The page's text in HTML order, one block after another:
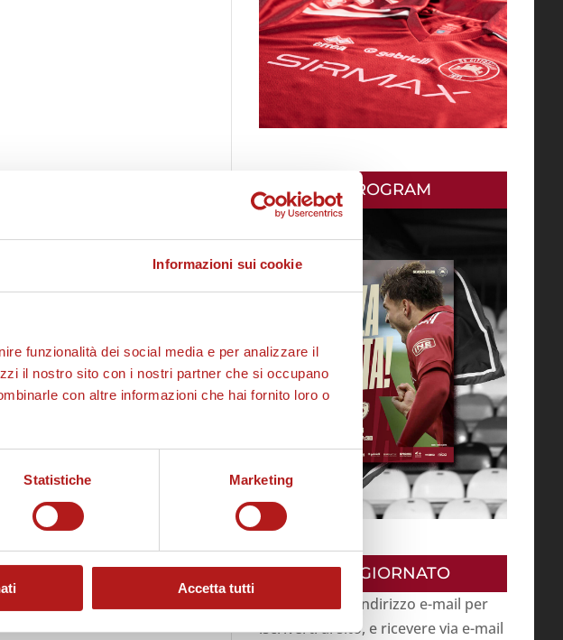
Informazioni sui cookie
funzionalità dei social media e per analizzare il
il nostro sito con i nostri partner che si occupano
con altre informazioni che hai fornito loro o
Statistiche Marketing
Accetta tutti
MATCH PROGRAM
RESTA AGGIORNATO
Inserisci il tuo indirizzo e-mail per
iscriverti al sito, e ricevere via e-mail